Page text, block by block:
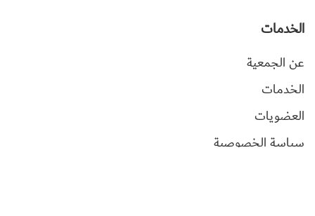
الخدمات
عن الجمعية
الخدمات
العضويات
سياسة الخصوصية